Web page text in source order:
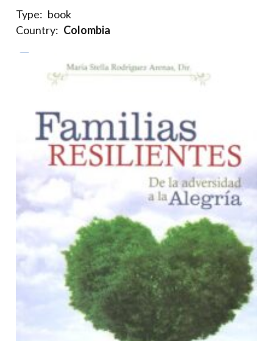
Type: book
Country: Colombia